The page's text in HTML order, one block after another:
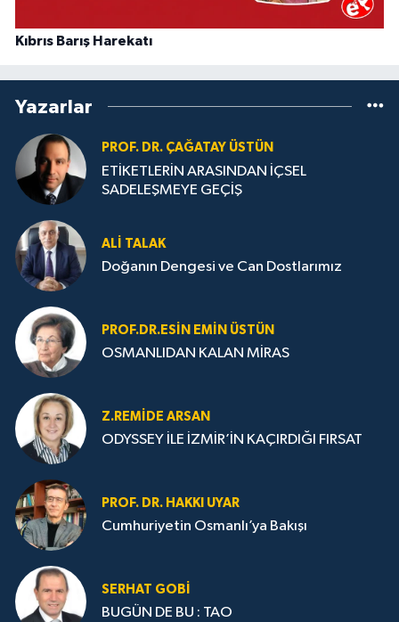
Kıbrıs Barış Harekatı
Yazarlar
PROF. DR. ÇAĞATAY ÜSTÜN
ETİKETLERİN ARASINDAN İÇSEL
SADELEŞMEYE GEÇİŞ
ALI TALAK
Doğanın Dengesi ve Can Dostlarımız
PROF.DR.ESIN EMIN ÜSTÜN
OSMANLIDAN KALAN MİRAS
Z.REMIDE ARSAN
ODYSSEY İLE İZMİR’İN KAÇIRDIĞI FIRSAT
PROF. DR. HAKKI UYAR
Cumhuriyetin Osmanlı’ya Bakışı
SERHAT GOBİ
BUGÜN DE BU : TAO